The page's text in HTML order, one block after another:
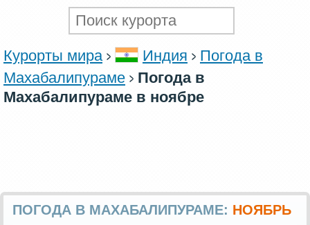
Курорты мира Индия
Погода в
Махабалипураме
Погода в
Махабалипураме в ноябре
ПОГОДА В МАХАБАЛИПУРАМЕ: НОЯБРЬ